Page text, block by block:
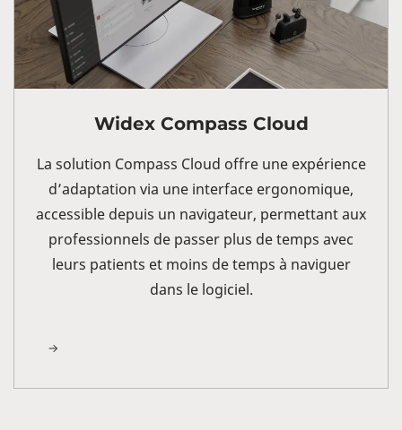
Widex Compass Cloud
La solution Compass Cloud offre une expérience
d’adaptation via une interface ergonomique,
accessible depuis un navigateur, permettant aux
professionnels de passer plus de temps avec
leurs patients et moins de temps à naviguer
dans le logiciel.